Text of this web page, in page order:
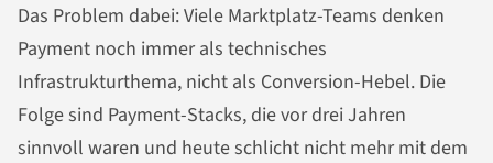
Das Problem dabei: Viele Marktplatz-Teams denken
Payment noch immer als technisches
Infrastrukturthema, nicht als Conversion-Hebel. Die
Folge sind Payment-Stacks, die vor drei Jahren
sinnvoll waren und heute schlicht nicht mehr mit dem